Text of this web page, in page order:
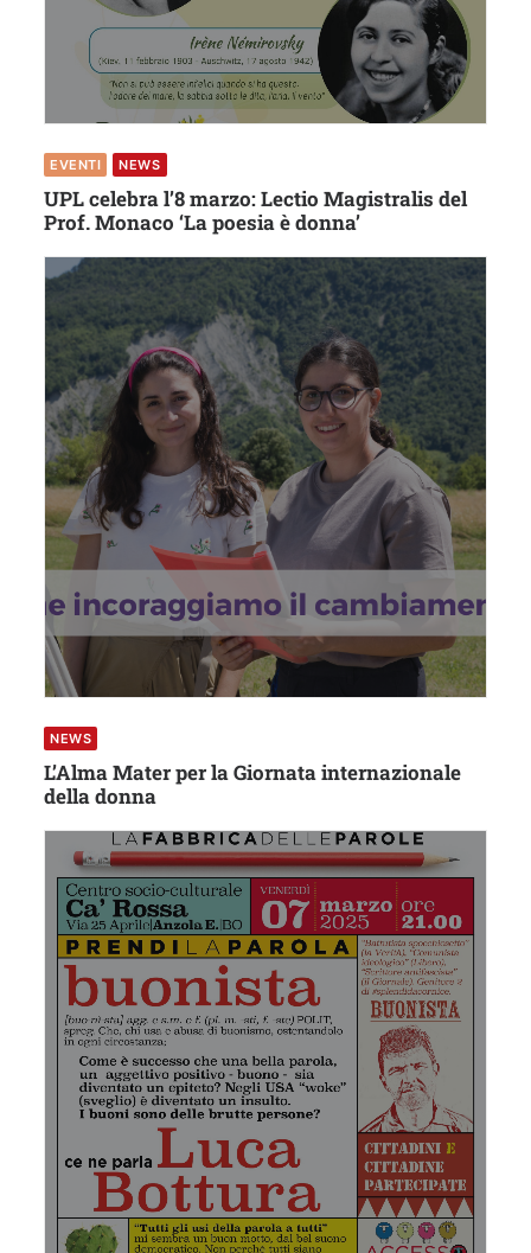
EVENTI NEWS
UPL celebra l’8 marzo: Lectio Magistralis del
Prof. Monaco ‘La poesia è donna’
NEWS
L’Alma Mater per la Giornata internazionale
della donna